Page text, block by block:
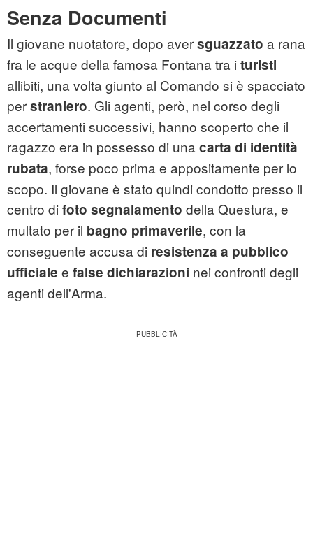
Senza Documenti
Il giovane nuotatore, dopo aversguazzato a rana
fra le acque della famosa Fontana tra i turisti
allibiti, una volta giunto al Comando si è spacciato
perstraniero. Gli agenti, però, nel corso degli
accertamenti successivi, hanno scoperto che il
ragazzo era in possesso di una carta di identità
rubata, forse poco prima e appositamente per lo
scopo. Il giovane è stato quindi condotto presso il
centro di foto segnalamento della Questura, e
multato per il bagno primaverile, con la
conseguente accusa di resistenza a pubblico
ufficiale e false dichiarazioni nei confronti degli
agenti dell'Arma.